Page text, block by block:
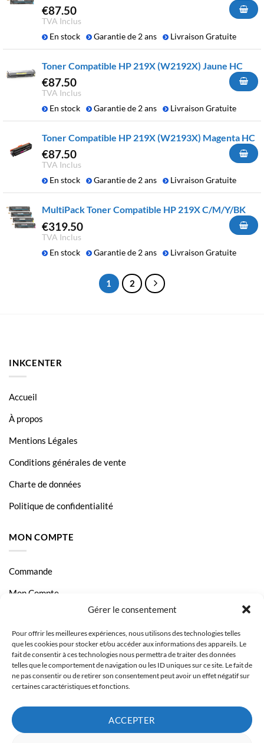
Gérer le consentement
Pour offrir les meilleures expériences, nous utilisons des technologies telles
que les cookies pour stocker et/ou accéder aux informations des appareils. Le
fait de consentir à ces technologies nous permettra de traiter des données
telles que le comportement de navigation ou les ID uniques sur ce site. Le fait de
ne pas consentir ou de retirer son consentement peut avoir un effet négatif sur
certaines caractéristiques et fonctions.
ACCEPTER
€87.50
TVA Inclus
En stock
Garantie de 2 ans Livraison Gratuite
Toner Compatible HP 219X (W2192X) Jaune HC
€87.50
TVA Inclus
En stock
Garantie de 2 ans Livraison Gratuite
Toner Compatible HP 219X (W2193X) Magenta HC
€87.50
TVA Inclus
En stock
Garantie de 2 ans Livraison Gratuite
MultiPack Toner Compatible HP 219X C/M/Y/BK
€319.50
TVA Inclus
En stock
Garantie de 2 ans Livraison Gratuite
1 2
INKCENTER
Accueil
À propos
Mentions Légales
Conditions générales de vente
Charte de données
Politique de confidentialité
MON COMPTE
Commande
Mon Compte
Livraison et Paiement
Page Contact